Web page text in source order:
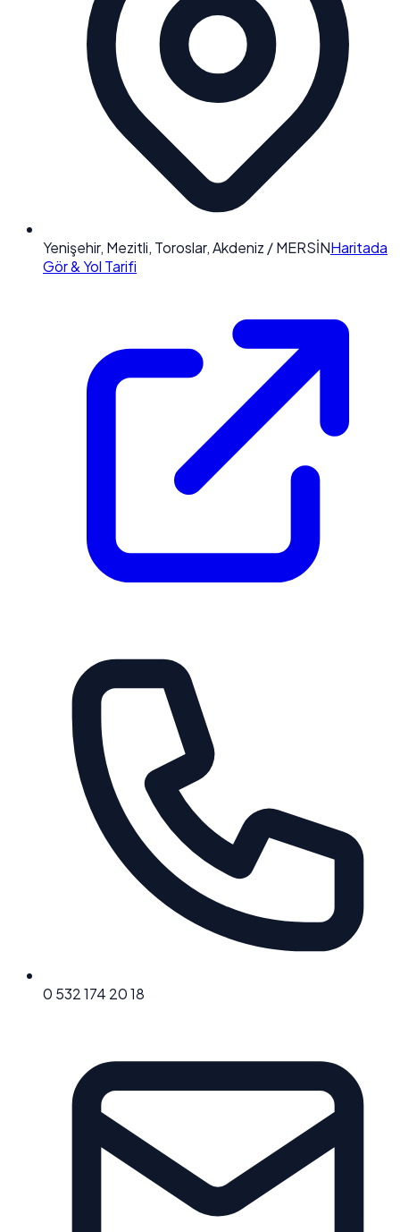
Yenişehir, Mezitli, Toroslar, Akdeniz / MERSİNHaritada
Gör & Yol Tarifi
0 532 174 20 18